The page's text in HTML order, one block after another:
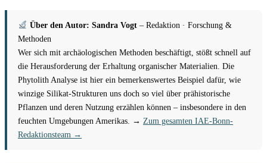
Über den Autor: Sandra Vogt– Redaktion · Forschung &
Methoden
Wer sich mit archäologischen Methoden beschäftigt, stößt schnell auf
die Herausforderung der Erhaltung organischer Materialien. Die
Phytolith Analyse ist hier ein bemerkenswertes Beispiel dafür, wie
winzige Silikat-Strukturen uns doch so viel über prähistorische
Pflanzen und deren Nutzung erzählen können – insbesondere in den
feuchten Umgebungen Amerikas. → Zum gesamten IAE-Bonn-
Redaktionsteam →